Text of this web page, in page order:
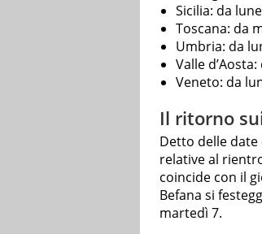
Sicilia: da
Toscana: da
Umbria: da
Valle
Veneto: da
Il ritorno
Detto delle date
relative al
coincide con il
Befana si
martedì 7.